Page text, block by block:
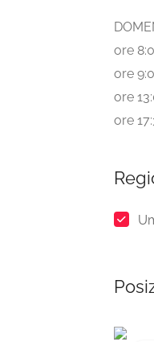
ore
ore
ore
ore